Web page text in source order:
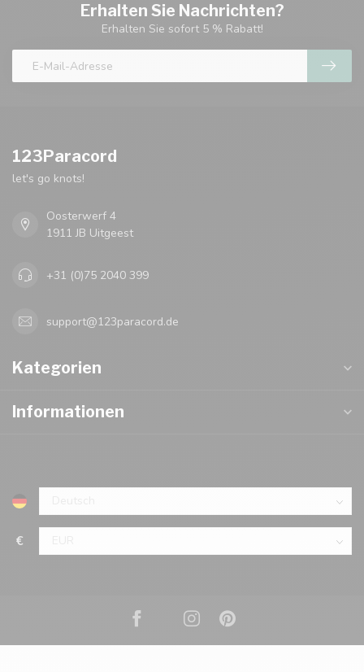
Erhalten Sie Nachrichten?
Erhalten Sie sofort 5 % Rabatt!
123Paracord
let's go knots!
Oosterwerf 4
1911 JB Uitgeest
+31 (0)75 2040 399
support@123paracord.de
Kategorien
Informationen
€